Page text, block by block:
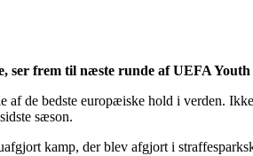
frem til næste runde af UEFA
de bedste europæiske hold i verden.
sæson.
kamp, der blev afgjort i